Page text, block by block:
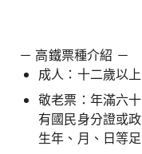
－ 高鐵票種介紹 －
成人：十二歲以
敬老票：年滿六
有國民身分證或
生年、月、日等